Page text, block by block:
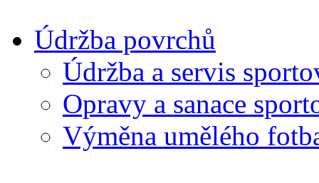
Údržba povrchů
Údržba a servis
Opravy a sanace
Výměna umělého